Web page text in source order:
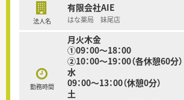
法人名
有限会社AIE
はな薬局 妹尾店
勤務時間
月火木金
①09：00～18：00
②10：00～19：00（各休憩60分）
水
09：00～13：00（休憩0分）
土